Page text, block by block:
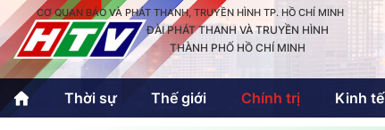
CƠ QUAN BÁO VÀ PHÁT THANH, TRUYỀN HÌNH TP. HỒ CHÍ MINH
ĐÀI PHÁT THANH VÀ TRUYỀN HÌNH
THÀNH PHỐ HỒ CHÍ MINH
Thời sự Thế giới Chính trị Kinh tế